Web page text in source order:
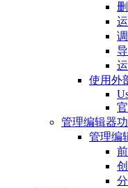
使用外
管理编辑器
管理编